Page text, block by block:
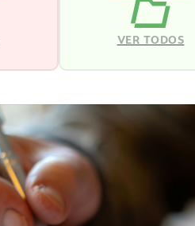
VER TODOS